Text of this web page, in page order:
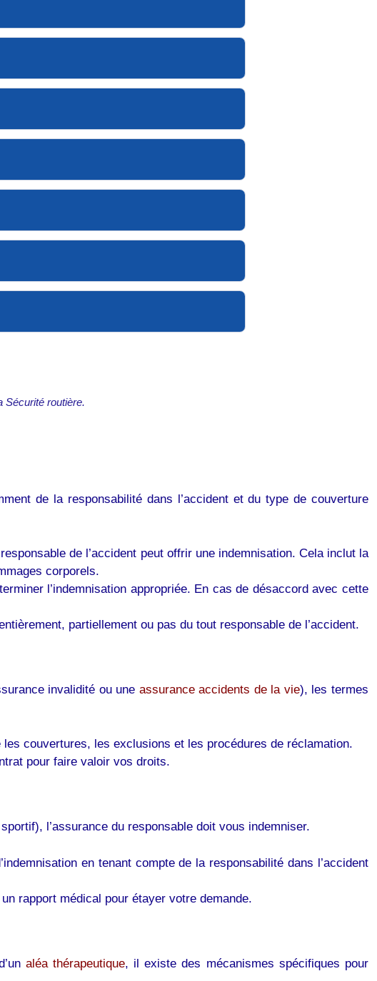
Sécurité routière.
de la responsabilité dans l’accident et du type de couverture
de l’accident peut offrir une indemnisation. Cela inclut la
corporels.
l’indemnisation appropriée. En cas de désaccord avec cette
partiellement ou pas du tout responsable de l’accident.
invalidité ou une assurance accidents de la vie), les termes
couvertures, les exclusions et les procédures de réclamation.
pour faire valoir vos droits.
l’assurance du responsable doit vous indemniser.
en tenant compte de la responsabilité dans l’accident
rapport médical pour étayer votre demande.
aléa thérapeutique, il existe des mécanismes spécifiques pour